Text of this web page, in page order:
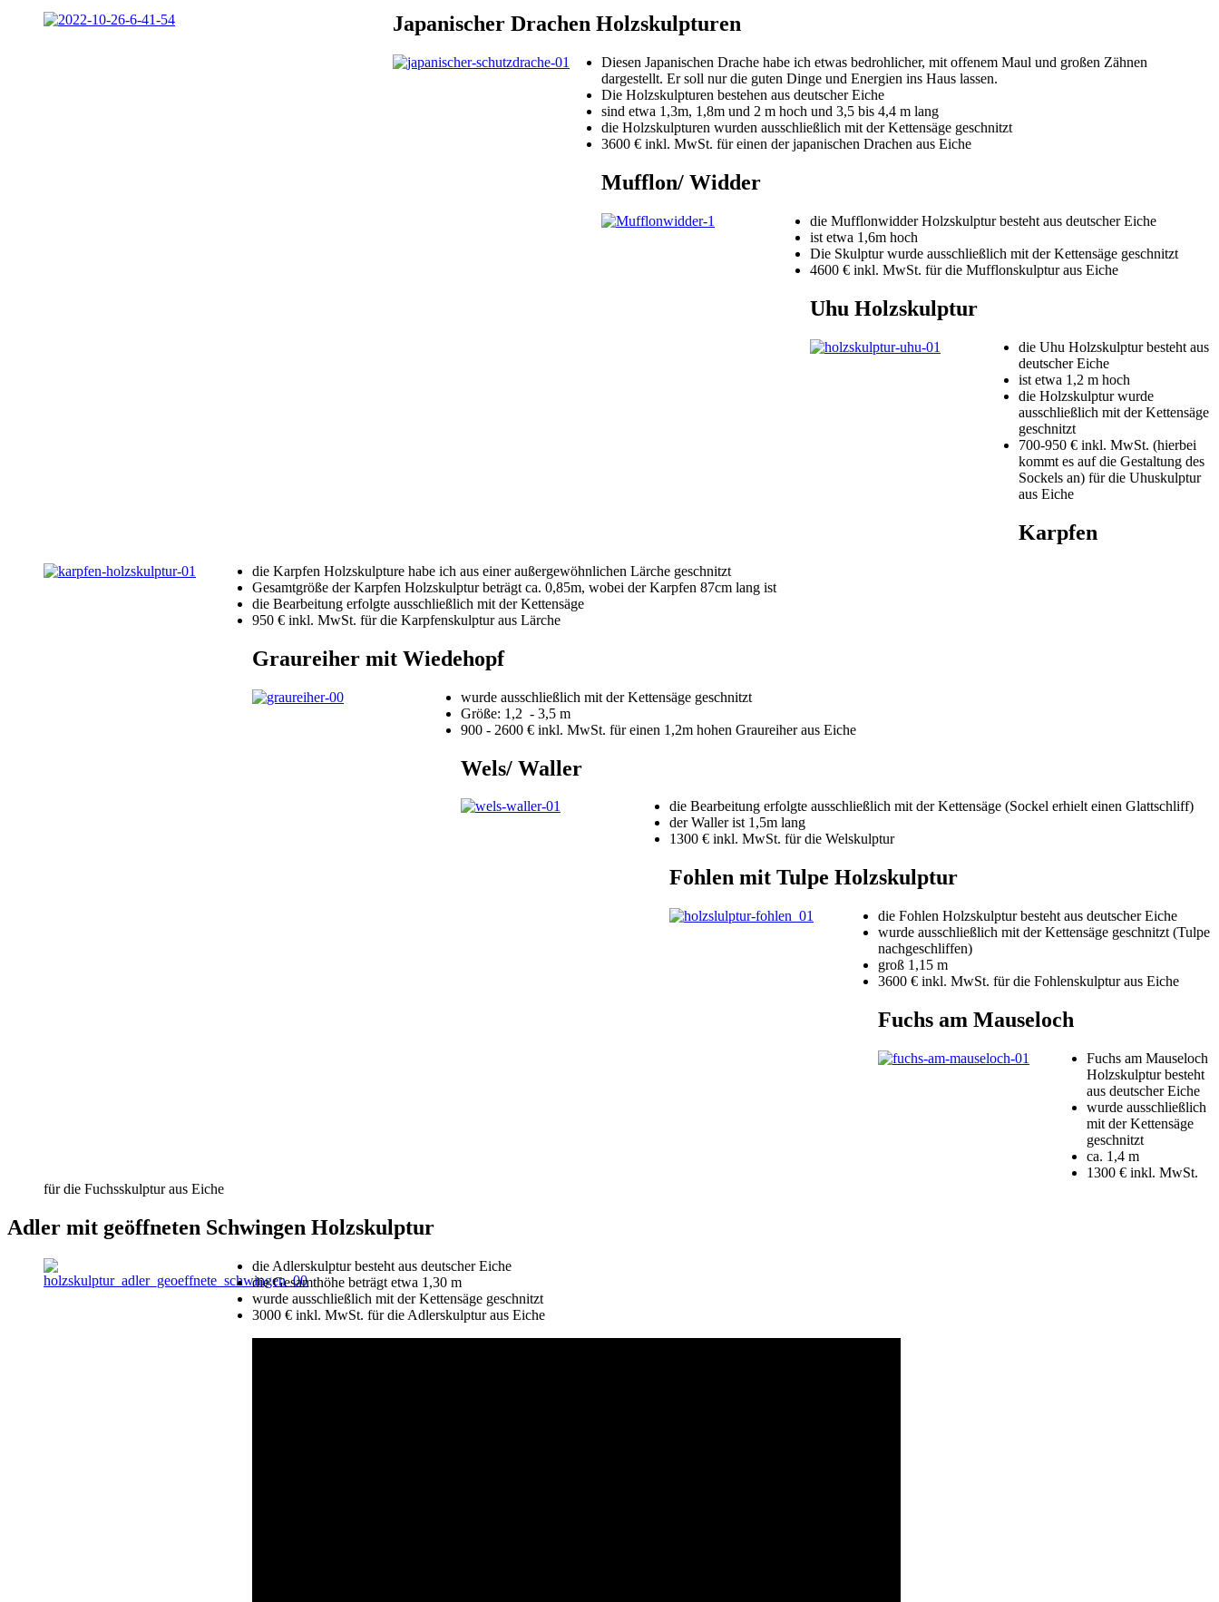
Japanischer Drachen Holzskulpturen
Diesen Japanischen Drache habe ich etwas bedrohlicher, mit offenem Maul und großen Zähnen
dargestellt. Er soll nur die guten Dinge und Energien ins Haus lassen.
Die Holzskulpturen bestehen aus deutscher Eiche
sind etwa 1,3m, 1,8m und 2 m hoch und 3,5 bis 4,4 m lang
die Holzskulpturen wurden ausschließlich mit der Kettensäge geschnitzt
3600 € inkl. MwSt. für einen der japanischen Drachen aus Eiche
Mufflon/ Widder
die Mufflonwidder Holzskulptur besteht aus deutscher Eiche
ist etwa 1,6m hoch
Die Skulptur wurde ausschließlich mit der Kettensäge geschnitzt
4600 € inkl. MwSt. für die Mufflonskulptur aus Eiche
Uhu Holzskulptur
die Uhu Holzskulptur besteht aus
deutscher Eiche
ist etwa 1,2 m hoch
die Holzskulptur wurde
ausschließlich mit der Kettensäge
geschnitzt
700-950 € inkl. MwSt. (hierbei
kommt es auf die Gestaltung des
Sockels an) für die Uhuskulptur
aus Eiche
Karpfen
die Karpfen Holzskulpture habe ich aus einer außergewöhnlichen Lärche geschnitzt
Gesamtgröße der Karpfen Holzskulptur beträgt ca. 0,85m, wobei der Karpfen 87cm lang ist
die Bearbeitung erfolgte ausschließlich mit der Kettensäge
950 € inkl. MwSt. für die Karpfenskulptur aus Lärche
Graureiher mit Wiedehopf
wurde ausschließlich mit der Kettensäge geschnitzt
Größe: 1,2 - 3,5 m
900 - 2600 € inkl. MwSt. für einen 1,2m hohen Graureiher aus Eiche
Wels/ Waller
die Bearbeitung erfolgte ausschließlich mit der Kettensäge (Sockel erhielt einen Glattschliff)
der Waller ist 1,5m lang
1300 € inkl. MwSt. für die Welskulptur
Fohlen mit Tulpe Holzskulptur
die Fohlen Holzskulptur besteht aus deutscher Eiche
wurde ausschließlich mit der Kettensäge geschnitzt (Tulpe
nachgeschliffen)
groß 1,15 m
3600 € inkl. MwSt. für die Fohlenskulptur aus Eiche
Fuchs am Mauseloch
Fuchs am Mauseloch
Holzskulptur besteht
aus deutscher Eiche
wurde ausschließlich
mit der Kettensäge
geschnitzt
ca. 1,4 m
1300 € inkl. MwSt.
für die Fuchsskulptur aus Eiche
Adler mit geöffneten Schwingen Holzskulptur
die Adlerskulptur besteht aus deutscher Eiche
die Gesamthöhe beträgt etwa 1,30 m
wurde ausschließlich mit der Kettensäge geschnitzt
3000 € inkl. MwSt. für die Adlerskulptur aus Eiche